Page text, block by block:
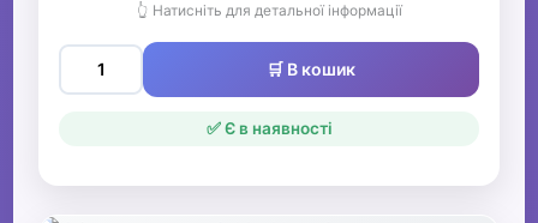
👆 Натисніть для детальної інформації
🛒 В кошик
✅ Є в наявності